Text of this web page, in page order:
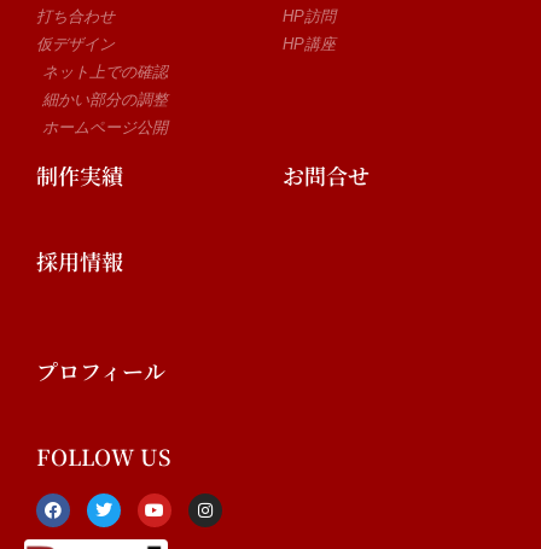
打ち合わせ
仮デザイン
ネット上での確認
細かい部分の調整
ホームページ公開
HP訪問
HP講座
制作実績 お問合せ
採用情報
プロフィール
FOLLOW US
F
a
c
T
w
i
Y
o
u
I
n
s